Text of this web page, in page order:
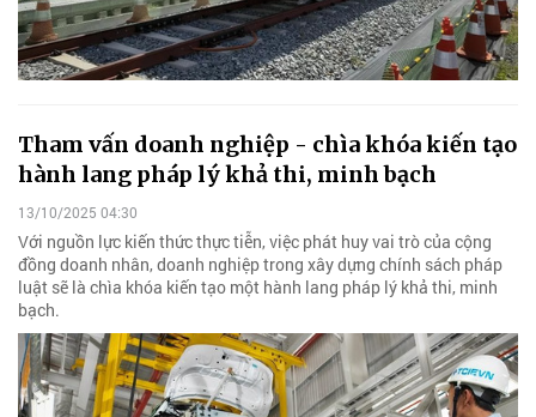
Tham vấn doanh nghiệp - chìa khóa kiến tạo
hành lang pháp lý khả thi, minh bạch
13/10/2025 04:30
Với nguồn lực kiến thức thực tiễn, việc phát huy vai trò của cộng
đồng doanh nhân, doanh nghiệp trong xây dựng chính sách pháp
luật sẽ là chìa khóa kiến tạo một hành lang pháp lý khả thi, minh
bạch.